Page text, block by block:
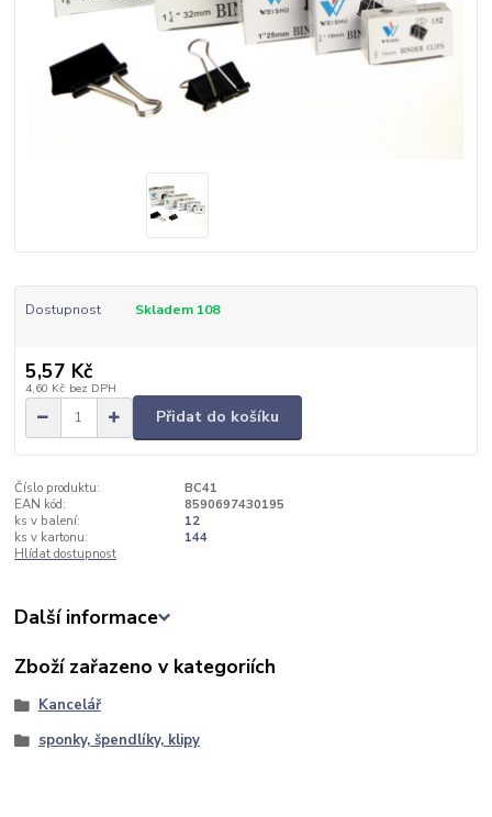
Dostupnost Skladem 108
5,57 Kč
4,60 Kč bez DPH
Přidat do košíku
Číslo produktu:
BC41
EAN kód:
8590697430195
ks v balení:
12
ks v kartonu:
144
Hlídat dostupnost
Další informace
Zboží zařazeno v kategoriích
Kancelář
sponky, špendlíky, klipy